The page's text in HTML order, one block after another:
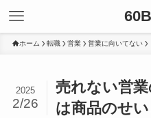
ホーム 転職 営業 営業に向いてない
売れない営
は商品のせい
2025
2/26